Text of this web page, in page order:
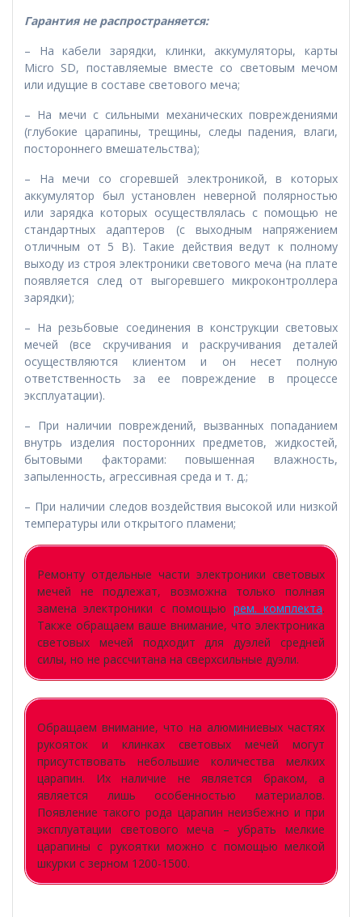
Гарантия не распространяется:
– На кабели зарядки, клинки, аккумуляторы, карты
Micro SD, поставляемые вместе со световым мечом
или идущие в составе светового меча;
– На мечи с сильными механических повреждениями
(глубокие царапины, трещины, следы падения, влаги,
постороннего вмешательства);
– На мечи со сгоревшей электроникой, в которых
аккумулятор был установлен неверной полярностью
или зарядка которых осуществлялась с помощью не
стандартных адаптеров (с выходным напряжением
отличным от 5 В). Такие действия ведут к полному
выходу из строя электроники светового меча (на плате
появляется след от выгоревшего микроконтроллера
зарядки);
– На резьбовые соединения в конструкции световых
мечей (все скручивания и раскручивания деталей
осуществляются клиентом и он несет полную
ответственность за ее повреждение в процессе
эксплуатации).
– При наличии повреждений, вызванных попаданием
внутрь изделия посторонних предметов, жидкостей,
бытовыми факторами: повышенная влажность,
запыленность, агрессивная среда и т. д.;
– При наличии следов воздействия высокой или низкой
температуры или открытого пламени;
Ремонту отдельные части электроники световых
мечей не подлежат, возможна только полная
замена электроники с помощью рем. комплекта.
Также обращаем ваше внимание, что электроника
световых мечей подходит для дуэлей средней
силы, но не рассчитана на сверхсильные дуэли.
Обращаем внимание, что на алюминиевых частях
рукояток и клинках световых мечей могут
присутствовать небольшие количества мелких
царапин. Их наличие не является браком, а
является лишь особенностью материалов.
Появление такого рода царапин неизбежно и при
эксплуатации светового меча – убрать мелкие
царапины с рукоятки можно с помощью мелкой
шкурки с зерном 1200-1500.